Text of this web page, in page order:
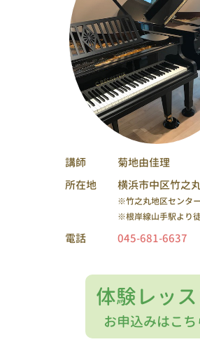
講師
菊地由佳理
所在地
横浜市中区竹之
※竹之丸地区センタ
※根岸線山手駅より
電話 045-681-6637
体験レッ
お申込みはこち